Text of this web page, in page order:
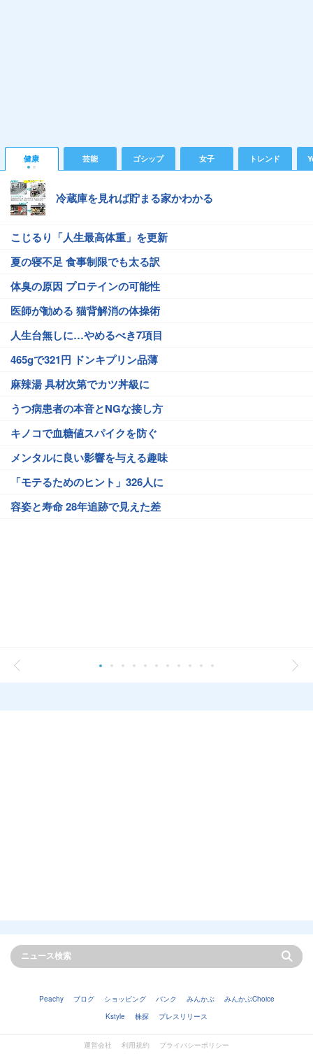
健康 芸能 ゴシップ 女子 トレンド
冷蔵庫を見れば貯まる家かわかる
こじるり「人生最高体重」を更新
夏の寝不足 食事制限でも太る訳
体臭の原因 プロテインの可能性
医師が勧める 猫背解消の体操術
人生台無しに…やめるべき7項目
465gで321円 ドンキプリン品薄
麻辣湯 具材次第でカツ丼級に
うつ病患者の本音とNGな接し方
キノコで血糖値スパイクを防ぐ
メンタルに良い影響を与える趣味
「モテるためのヒント」326人に
容姿と寿命 28年追跡で見えた差
Peachy ブログ ショッピング バンク みんかぶ
みんかぶChoice
Kstyle
株探 プレスリリース
運営会社 利用規約 プライバシーポリシー